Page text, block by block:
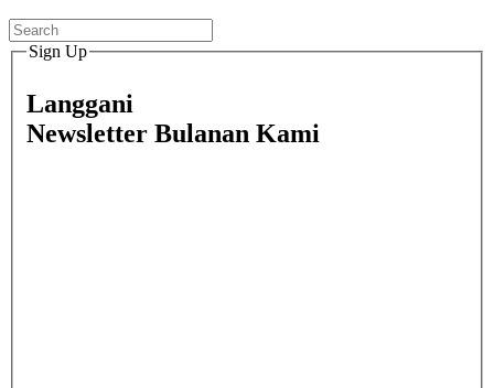
Sign Up
Langgani
Newsletter Bulanan Kami